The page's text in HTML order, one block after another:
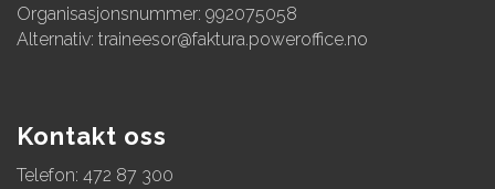
Organisasjonsnummer: 992075058
Alternativ: traineesor@faktura.poweroffice.no
Kontakt oss
Telefon: 472 87 300